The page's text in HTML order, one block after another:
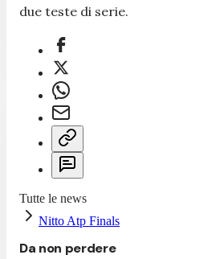
due teste di serie.
Tutte le news
Nitto Atp Finals
Da non perdere